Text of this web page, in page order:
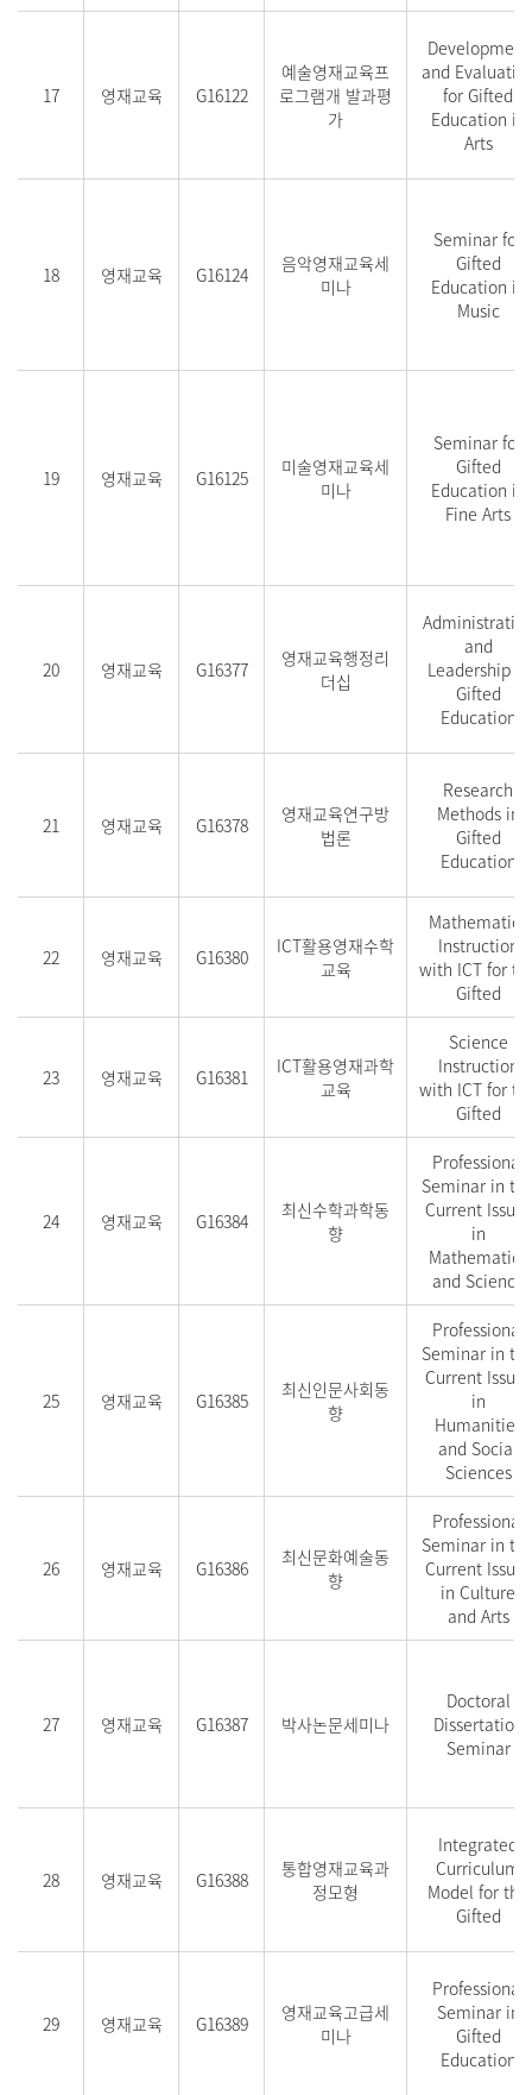
17 영재교육 G16122
예술영재교육프
로그램개 발과평
가
Development
and
for Gifted
Education in
Arts
18 영재교육 G16124
음악영재교육세
미나
Seminar for
Gifted
Education in
Music
19 영재교육 G16125
미술영재교육세
미나
Seminar for
Gifted
Education in
Fine Arts
20 영재교육 G16377
영재교육행정리
더십
and
Leadership in
Gifted
Education
21 영재교육 G16378
영재교육연구방
법론
Research
Methods in
Gifted
Education
22 영재교육 G16380
ICT활용영재수학
교육
Mathematics
Instruction
with ICT for
Gifted
23 영재교육 G16381
ICT활용영재과학
교육
Science
Instruction
with ICT for
Gifted
24 영재교육 G16384
최신수학과학동
향
Professional
Seminar in
Current Issues
in
Mathematics
and Science
25 영재교육 G16385
최신인문사회동
향
Professional
Seminar in
Current Issues
in
Humanities
and Social
Sciences
26 영재교육 G16386
최신문화예술동
향
Professional
Seminar in
Current Issues
in Culture
and Arts
27 영재교육 G16387 박사논문세미나
Doctoral
Dissertation
Seminar
28 영재교육 G16388
통합영재교육과
정모형
Integrated
Curriculum
Model for the
Gifted
29 영재교육 G16389
영재교육고급세
미나
Professional
Seminar in
Gifted
Education